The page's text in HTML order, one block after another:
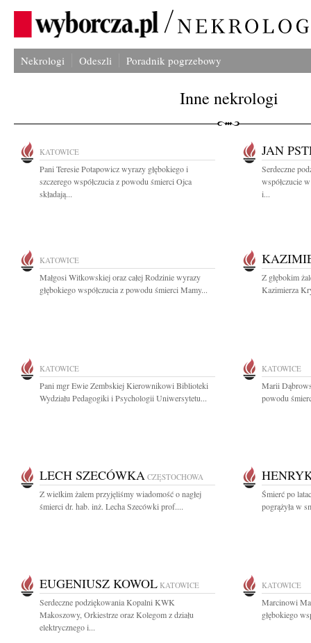
Nekrologi Odeszli Poradnik pogrzebowy
Inne nekrologi
KATOWICE
Pani Teresie Potapowicz wyrazy głębokiego i
szczerego współczucia z powodu śmierci Ojca
składają...
JAN
Serdeczne
współczucie
i...
KATOWICE
Małgosi Witkowskiej oraz całej Rodzinie wyrazy
głębokiego współczucia z powodu śmierci Mamy...
Z głębokim
Kazimierza
KATOWICE
Pani mgr Ewie Zembskiej Kierownikowi Biblioteki
Wydziału Pedagogiki i Psychologii Uniwersytetu...
KATOWICE
Marii
powodu
LECH SZECÓWKA CZĘSTOCHOWA
Z wielkim żalem przyjęliśmy wiadomość o nagłej
śmierci dr. hab. inż. Lecha Szecówki prof....
Śmierć po
pogrążyła w
EUGENIUSZ KOWOL KATOWICE
Serdeczne podziękowania Kopalni KWK
Makoszowy, Orkiestrze oraz Kolegom z działu
elektrycznego i...
KATOWICE
Marcinowi
głębokiego